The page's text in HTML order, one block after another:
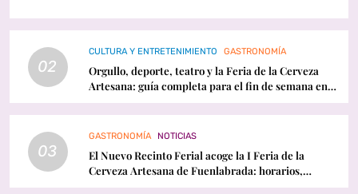
02
CULTURA Y ENTRETENIMIENTO GASTRONOMÍA
Orgullo, deporte, teatro y la Feria de la Cerveza
Artesana: guía completa para el fin de semana en
Fuenlabrada
03
GASTRONOMÍA NOTICIAS
El Nuevo Recinto Ferial acoge la I Feria de la
Cerveza Artesana de Fuenlabrada: horarios,
conciertos y programación